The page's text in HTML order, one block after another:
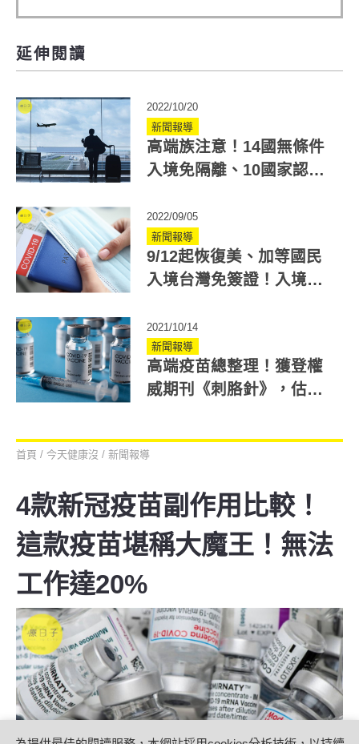
延伸閱讀
2022/10/20
新聞報導
高端族注意！14國無條件
入境免隔離、10國家認可
2022/09/05
新聞報導
9/12起恢復美、加等國民
入境台灣免簽證！入境美
不含高端
2021/10/14
新聞報導
高端疫苗總整理！獲登權
威期刊《刺胳針》，估保
首頁 / 今天健康沒 / 新聞報導
4款新冠疫苗副作用比較！
這款疫苗堪稱大魔王！無法
工作達20%